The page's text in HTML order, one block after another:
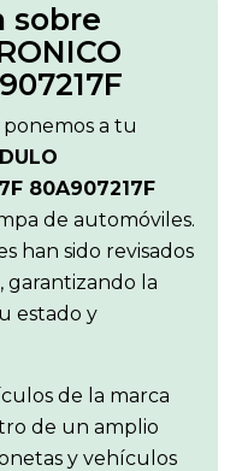
sobre
ponemos a tu
80A907217F
de automóviles.
han sido revisados
garantizando la
estado y
de la marca
de un amplio
y vehículos